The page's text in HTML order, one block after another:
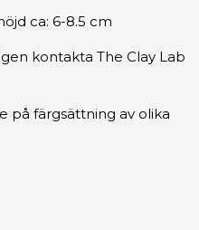
ca: 6-8.5 cm
kontakta The Clay Lab
på färgsättning av olika